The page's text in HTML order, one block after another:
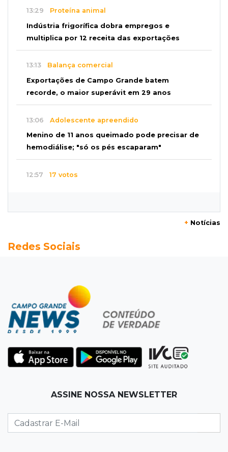
13:29 Proteína animal
Indústria frigorífica dobra empregos e
multiplica por 12 receita das exportações
13:13 Balança comercial
Exportações de Campo Grande batem
recorde, o maior superávit em 29 anos
13:06 Adolescente apreendido
Menino de 11 anos queimado pode precisar de
hemodiálise; "só os pés escaparam"
12:57 17 votos
Semana cultural reúne grandes nomes da
Artigos
O terrorismo começa pela dignidade humana
12:43Esporte Equestre
amazona de MS quer chegar ao Texas
Empresário investigado em 2023 volta a ser
+ Notícias
Redes Sociais
ASSINE NOSSA NEWSLETTER